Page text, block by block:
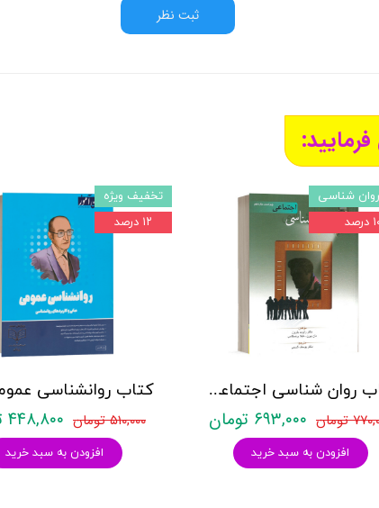
ثبت نظر
۵۱۰,۰۰۰ تومان ۴۴۸,۸۰۰ تومان
افزودن به سبد خرید
تخفیف ویژه
۱۲ درصد
کتاب روان شناسی اجتماعی - رابرت بارون - نشر روان
تومان ۶۹۳,۰۰۰ تومان
افزودن به سبد خرید
شناسی